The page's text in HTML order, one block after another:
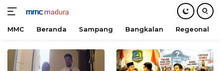
konten
MMC Beranda Sampang Bangkalan Regeonal